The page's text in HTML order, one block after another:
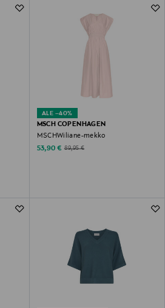
ALE –40%
MSCH COPENHAGEN
MSCHWiliane-mekko
Discounted Price
53,90 € Original Price
89,95 €